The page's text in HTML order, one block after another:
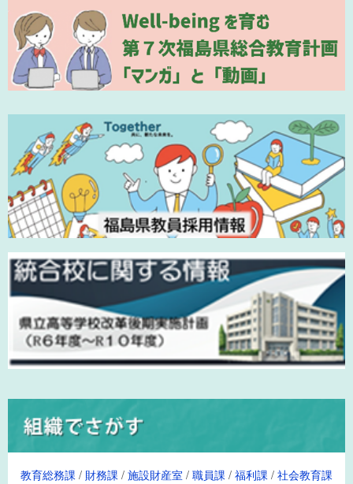
教育総務課/ 財務課/施設財産室 /職員課/福利課/社会教育課